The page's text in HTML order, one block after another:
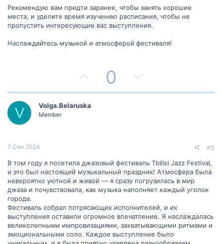
Рекомендую вам придти заранее, чтобы занять хорошие
места, и уделите время изучению расписания, чтобы не
пропустить интересующие вас выступления.
Наслаждайтесь музыкой и атмосферой фестиваля!
о
и
в
н
ы
й
0
е
и
в
н
ы
й
V Volga.Belaruska
Member
7 Сен 2024 #3
В том году я посетила джазовый фестиваль Tbilisi Jazz Festival,
и это был настоящий музыкальный праздник! Атмосфера была
невероятно уютной и живой — я сразу погрузилась в мир
джаза и почувствовала, как музыка наполняет каждый уголок
города.
Фестиваль собрал потрясающих исполнителей, и их
выступления оставили огромное впечатление. Я наслаждалась
великолепными импровизациями, захватывающими ритмами и
эмоциональными соло. Каждое выступление было